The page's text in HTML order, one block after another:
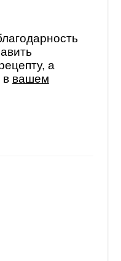
а
в вашем